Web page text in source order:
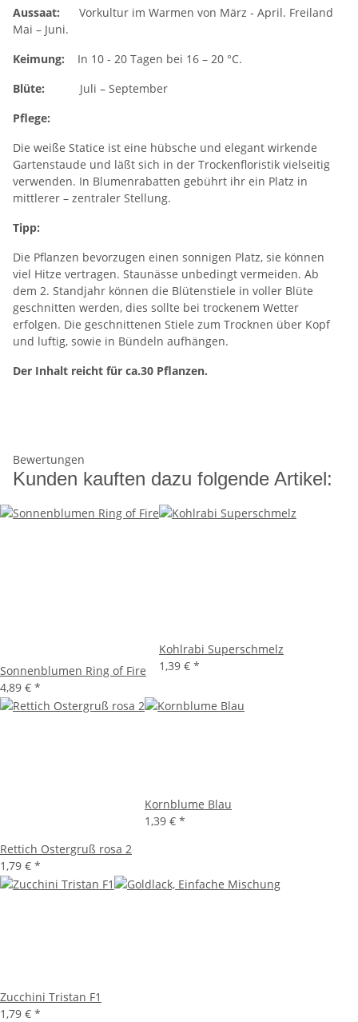
Aussaat: Vorkultur im Warmen von März - April. Freiland
Mai – Juni.
Keimung: In 10 - 20 Tagen bei 16 – 20 °C.
Blüte: Juli – September
Pflege:
Die weiße Statice ist eine hübsche und elegant wirkende
Gartenstaude und läßt sich in der Trockenfloristik vielseitig
verwenden. In Blumenrabatten gebührt ihr ein Platz in
mittlerer – zentraler Stellung.
Tipp:
Die Pflanzen bevorzugen einen sonnigen Platz, sie können
viel Hitze vertragen. Staunässe unbedingt vermeiden. Ab
dem 2. Standjahr können die Blütenstiele in voller Blüte
geschnitten werden, dies sollte bei trockenem Wetter
erfolgen. Die geschnittenen Stiele zum Trocknen über Kopf
und luftig, sowie in Bündeln aufhängen.
Der Inhalt reicht für ca.30 Pflanzen.
Bewertungen
Kunden kauften dazu folgende Artikel:
Sonnenblumen Ring of Fire
4,89 € *
Kohlrabi Superschmelz
1,39 € *
Rettich Ostergruß rosa 2
1,79 € *
Kornblume Blau
1,39 € *
Zucchini Tristan F1
1,79 € *